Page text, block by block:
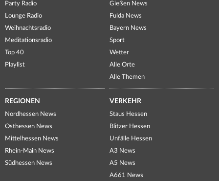
Party Radio
Lounge Radio
Weihnachtsradio
Meditationsradio
Top 40
Playlist
Gießen News
Fulda News
Bayern News
Sport
Wetter
Alle Orte
Alle Themen
REGIONEN
Nordhessen News
Osthessen News
Mittelhessen News
Rhein-Main News
Südhessen News
VERKEHR
Staus Hessen
Blitzer Hessen
Unfälle Hessen
A3 News
A5 News
A661 News